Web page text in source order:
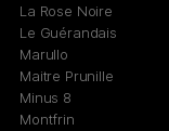
La Rose Noire
Le Guérandais
Marullo
Maitre Prunille
Minus 8
Montfrin